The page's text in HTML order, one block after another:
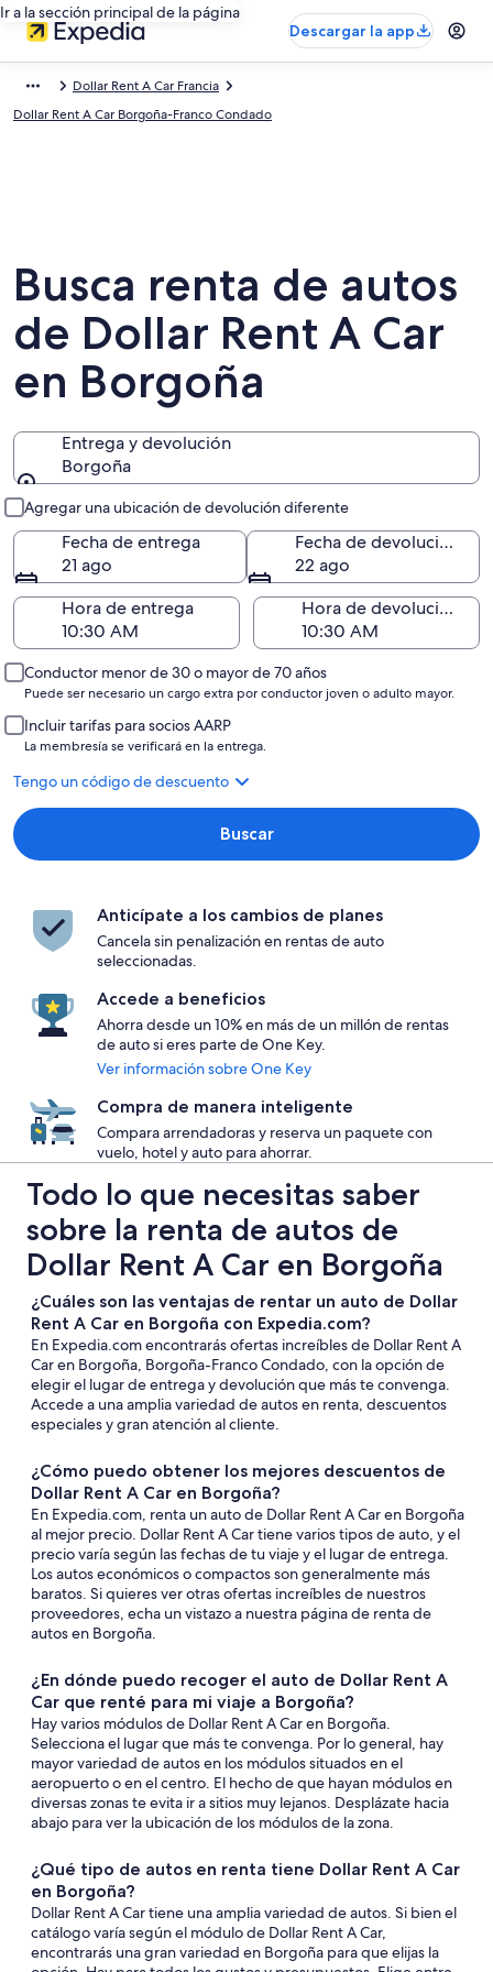
Ir a la sección principal de la página
Descargar la app
Dollar Rent A Car Francia
Dollar Rent A Car Borgoña-Franco Condado
Busca renta de autos
de Dollar Rent A Car
en Borgoña
Entrega y devolución
Borgoña
Agregar una ubicación de devolución diferente
Fecha de entrega
21 ago
Fecha de devolución
22 ago
Hora de entrega
Hora de devolución
Conductor menor de 30 o mayor de 70 años
Puede ser necesario un cargo extra por conductor joven o adulto mayor.
Incluir tarifas para socios AARP
La membresía se verificará en la entrega.
Tengo un código de descuento
Buscar
Anticípate a los cambios de planes
Cancela sin penalización en rentas de auto
seleccionadas.
Accede a beneficios
Ahorra desde un 10% en más de un millón de rentas
de auto si eres parte de One Key.
Ver información sobre One Key
Compra de manera inteligente
Compara arrendadoras y reserva un paquete con
vuelo, hotel y auto para ahorrar.
Todo lo que necesitas saber
sobre la renta de autos de
Dollar Rent A Car en Borgoña
¿Cuáles son las ventajas de rentar un auto de Dollar
Rent A Car en Borgoña con Expedia.com?
En Expedia.com encontrarás ofertas increíbles de Dollar Rent A
Car en Borgoña, Borgoña-Franco Condado, con la opción de
elegir el lugar de entrega y devolución que más te convenga.
Accede a una amplia variedad de autos en renta, descuentos
especiales y gran atención al cliente.
¿Cómo puedo obtener los mejores descuentos de
Dollar Rent A Car en Borgoña?
En Expedia.com, renta un auto de Dollar Rent A Car en Borgoña
al mejor precio. Dollar Rent A Car tiene varios tipos de auto, y el
precio varía según las fechas de tu viaje y el lugar de entrega.
Los autos económicos o compactos son generalmente más
baratos. Si quieres ver otras ofertas increíbles de nuestros
proveedores, echa un vistazo a nuestra página de renta de
autos en Borgoña.
¿En dónde puedo recoger el auto de Dollar Rent A
Car que renté para mi viaje a Borgoña?
Hay varios módulos de Dollar Rent A Car en Borgoña.
Selecciona el lugar que más te convenga. Por lo general, hay
mayor variedad de autos en los módulos situados en el
aeropuerto o en el centro. El hecho de que hayan módulos en
diversas zonas te evita ir a sitios muy lejanos. Desplázate hacia
abajo para ver la ubicación de los módulos de la zona.
¿Qué tipo de autos en renta tiene Dollar Rent A Car
en Borgoña?
Dollar Rent A Car tiene una amplia variedad de autos. Si bien el
catálogo varía según el módulo de Dollar Rent A Car,
encontrarás una gran variedad en Borgoña para que elijas la